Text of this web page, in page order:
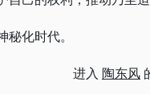
化时代。
进入 陶东风